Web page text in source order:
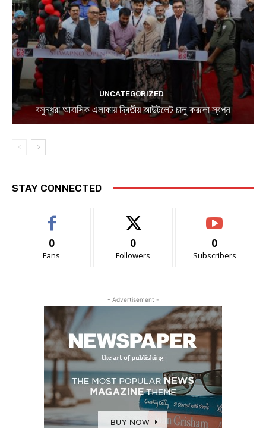
UNCATEGORIZED
বসুন্ধরা আবাসিক এলাকায় দ্বিতীয় আউটলেট চালু করলো স্বপ্ন
STAY CONNECTED
0
Fans
0
Followers
0
Subscribers
- Advertisement -